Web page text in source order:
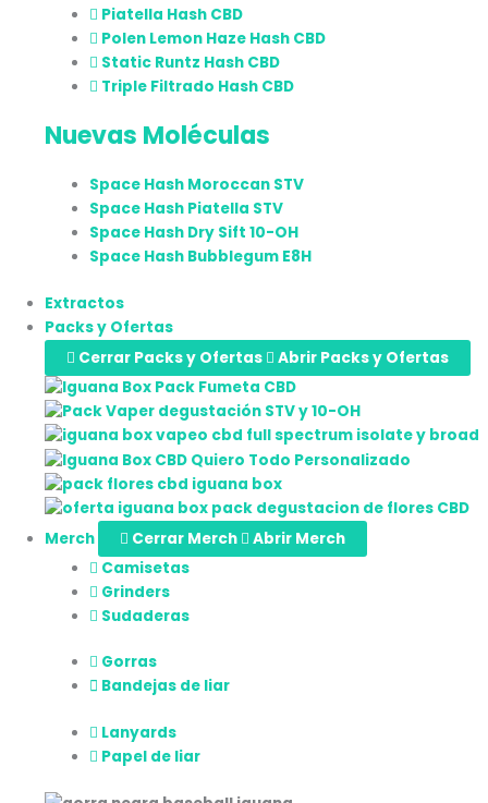
Piatella Hash CBD
Polen Lemon Haze Hash CBD
Static Runtz Hash CBD
Triple Filtrado Hash CBD
Nuevas Moléculas
Space Hash Moroccan STV
Space Hash Piatella STV
Space Hash Dry Sift 10-OH
Space Hash Bubblegum E8H
Extractos
Packs y Ofertas
Cerrar Packs y Ofertas
Abrir Packs y Ofertas
Merch Cerrar Merch
Abrir Merch
Camisetas
Grinders
Sudaderas
Gorras
Bandejas de liar
Lanyards
Papel de liar